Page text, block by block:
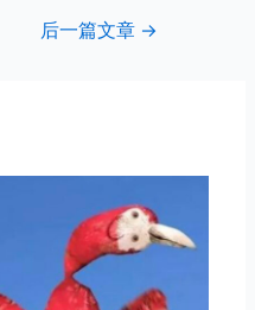
后一篇文章 →